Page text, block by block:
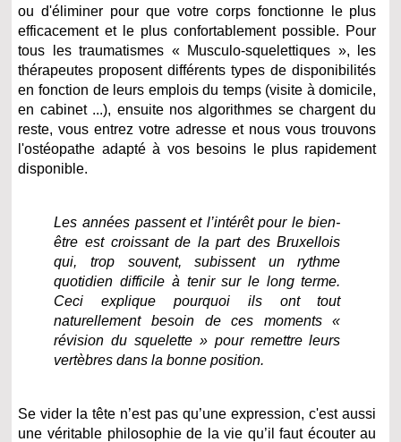
ou d'éliminer pour que votre corps fonctionne le plus
efficacement et le plus confortablement possible. Pour
tous les traumatismes « Musculo-squelettiques », les
thérapeutes proposent différents types de disponibilités
en fonction de leurs emplois du temps (visite à domicile,
en cabinet ...), ensuite nos algorithmes se chargent du
reste, vous entrez votre adresse et nous vous trouvons
l'ostéopathe adapté à vos besoins le plus rapidement
disponible.
Les années passent et l’intérêt pour le bien-
être est croissant de la part des Bruxellois
qui, trop souvent, subissent un rythme
quotidien difficile à tenir sur le long terme.
Ceci explique pourquoi ils ont tout
naturellement besoin de ces moments «
révision du squelette » pour remettre leurs
vertèbres dans la bonne position.
Se vider la tête n’est pas qu’une expression, c'est aussi
une véritable philosophie de la vie qu’il faut écouter au